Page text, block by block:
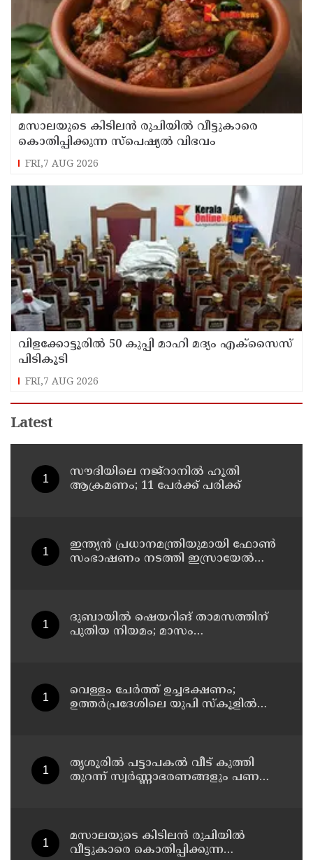
മസാലയുടെ കിടിലൻ രുചിയിൽ വീട്ടുകാരെ
കൊതിപ്പിക്കുന്ന സ്പെഷ്യൽ വിഭവം
FRI,7 AUG 2026
വിളക്കോട്ടൂരിൽ 50 കുപ്പി മാഹി മദ്യം എക്സൈസ്
പിടികൂടി
FRI,7 AUG 2026
Latest
സൗദിയിലെ നജ്റാനില്‍ ഹൂതി
ആക്രമണം; 11 പേര്‍ക്ക് പരിക്ക്
ഇന്ത്യൻ പ്രധാനമന്ത്രിയുമായി ഫോൺ
സംഭാഷണം നടത്തി ഇസ്രായേൽ
ദുബായില്‍ ഷെയറിങ് താമസത്തിന്
പുതിയ നിയമം; മാസം
വെള്ളം ചേര്‍ത്ത് ഉച്ചഭക്ഷണം;
ഉത്തര്‍പ്രദേശിലെ യുപി സ്‌കൂളില്‍
തൃശൂരിൽ പട്ടാപകൽ വീട് കുത്തി
തുറന്ന് സ്വർണ്ണാഭരണങ്ങളും പണവും
മസാലയുടെ കിടിലൻ രുചിയിൽ
വീട്ടുകാരെ കൊതിപ്പിക്കുന്ന